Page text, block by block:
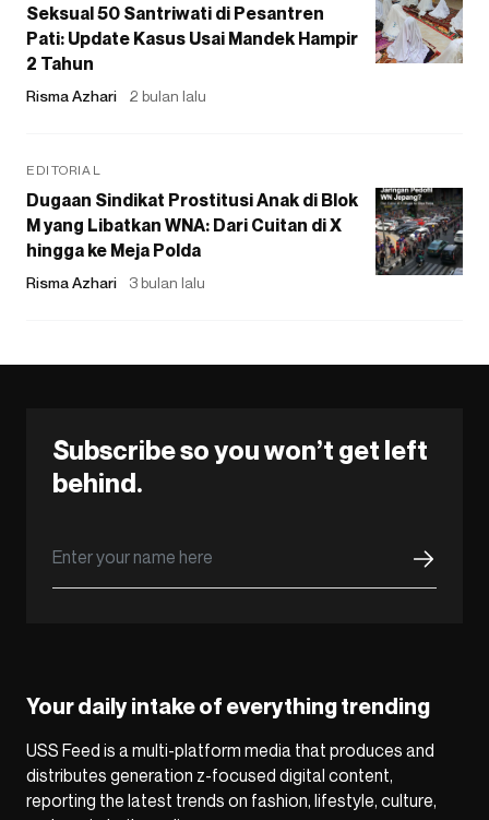
Seksual 50 Santriwati di Pesantren
Pati: Update Kasus Usai Mandek Hampir
2 Tahun
Risma Azhari 2 bulan lalu
EDITORIAL
Dugaan Sindikat Prostitusi Anak di Blok
M yang Libatkan WNA: Dari Cuitan di X
hingga ke Meja Polda
Risma Azhari 3 bulan lalu
Subscribe so you won’t get left
behind.
Your daily intake of everything trending
USS Feed is a multi-platform media that produces and
distributes generation z-focused digital content,
reporting the latest trends on fashion, lifestyle, culture,